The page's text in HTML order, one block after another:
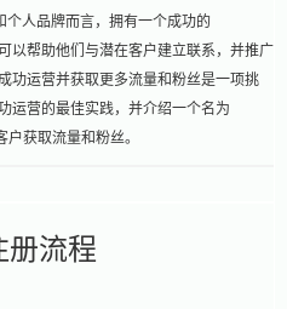
人品牌而言，拥有一个成功的
以帮助他们与潜在客户建立联系，并推广
功运营并获取更多流量和粉丝是一项挑
运营的最佳实践，并介绍一个名为
获取流量和粉丝。
册流程